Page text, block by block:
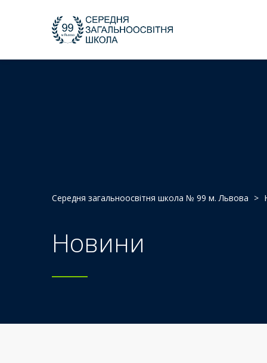
Середня загальноосвітня школа № 99 м. Львова >
Новини